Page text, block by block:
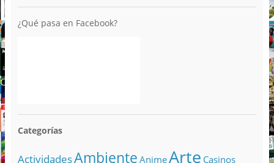
¿Qué pasa en Facebook?
Categorías
ActividadesAmbiente AnimeArte Casinos